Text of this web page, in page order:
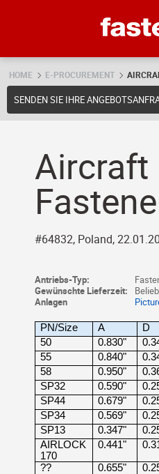
HOME E-PROCUREMENT
SENDEN SIE IHRE
Aircraft
#64832, Poland,
Antriebs-Typ:
Gewünschte Lieferzeit:
Anlagen
PN/Size A D
50
0.830"
55
0.840"
58
0.950"
SP32
0.590"
SP44
0.679"
SP34
0.569"
SP13
0.347"
AIRLOCK
170
0.441"
?? 0.655"